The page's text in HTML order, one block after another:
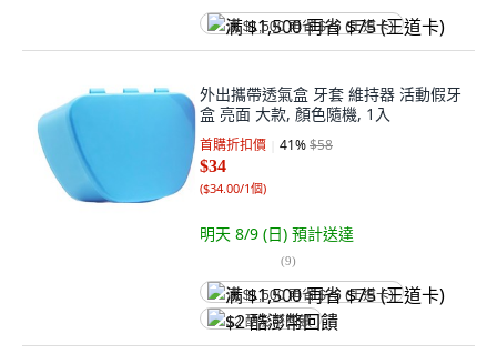
满 $1,500 再省 $75 (王道卡)
外出攜帶透氣盒 牙套 維持器 活動假牙
盒 亮面 大款, 顏色隨機, 1入
首購折扣價 41%$58
$34
($34.00/1個)
明天 8/9 (日) 預計送達
(9)
满 $1,500 再省 $75 (王道卡)
$2 酷澎幣回饋